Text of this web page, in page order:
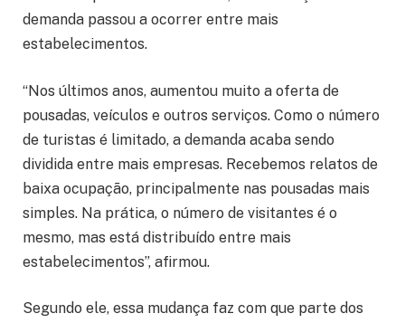
demanda passou a ocorrer entre mais
estabelecimentos.
“Nos últimos anos, aumentou muito a oferta de
pousadas, veículos e outros serviços. Como o número
de turistas é limitado, a demanda acaba sendo
dividida entre mais empresas. Recebemos relatos de
baixa ocupação, principalmente nas pousadas mais
simples. Na prática, o número de visitantes é o
mesmo, mas está distribuído entre mais
estabelecimentos”, afirmou.
Segundo ele, essa mudança faz com que parte dos